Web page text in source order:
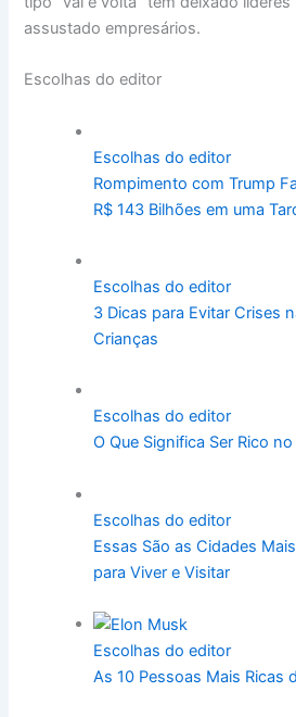
assustado empresários.
Escolhas do editor
Escolhas do editor
Rompimento com Trump
R$ 143 Bilhões em uma
Escolhas do editor
3 Dicas para Evitar Crises
Crianças
Escolhas do editor
O Que Significa Ser Rico
Escolhas do editor
Essas São as Cidades
para Viver e Visitar
Escolhas do editor
As 10 Pessoas Mais Ricas